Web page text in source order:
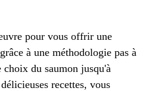
pour vous offrir une
à une méthodologie pas à
choix du saumon jusqu'à
recettes, vous